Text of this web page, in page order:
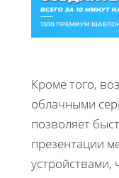
Кроме того,
облачными
позволяет
презентации
устройствами,